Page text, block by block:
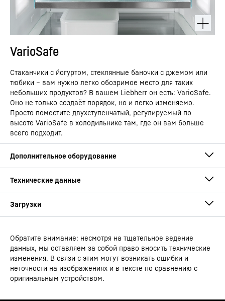
VarioSafe
Стаканчики с йогуртом, стеклянные баночки с джемом или
тюбики – вам нужно легко обозримое место для таких
небольших продуктов? В вашем Liebherr он есть: VarioSafe.
Оно не только создаёт порядок, но и легко изменяемо.
Просто поместите двухступенчатый, регулируемый по
высоте VarioSafe в холодильнике там, где он вам больше
всего подходит.
Тип устройства
Встраиваемый холодильник
с EasyFresh
Руководство по эксплуатации
Обратите внимание: несмотря на тщательное ведение
данных, мы оставляем за собой право вносить технические
изменения. В связи с этим могут возникать ошибки и
неточности на изображениях и в тексте по сравнению с
оригинальным устройством.